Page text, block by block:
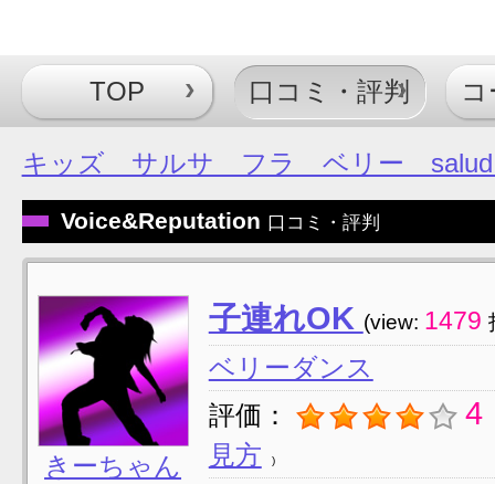
TOP 口コミ・評判
キッズ サルサ フラ ベリー salud
Voice&Reputation 口コミ・評判
きーちゃん
子連れOK (view: 1479
ベリーダンス
評価：
4
見方